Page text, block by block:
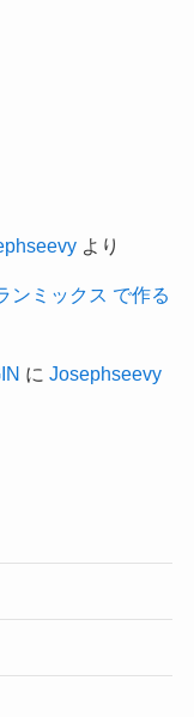
より
ンミックス で作る
に Josephseevy